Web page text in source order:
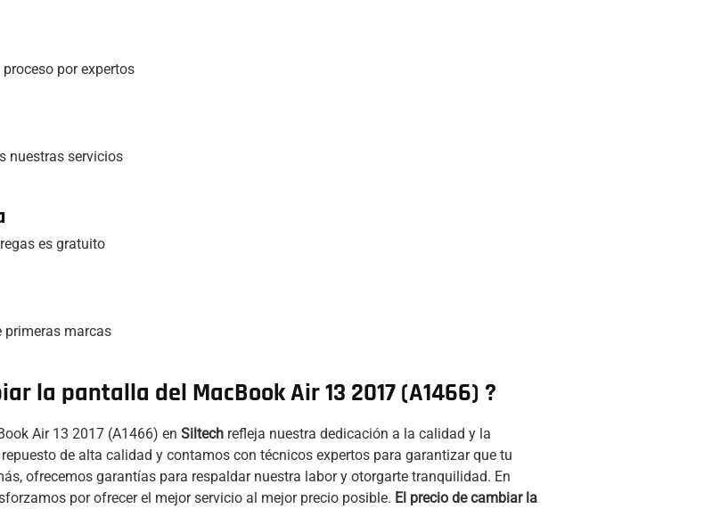
por expertos
nuestras servicios
es gratuito
primeras marcas
la pantalla del MacBook Air 13 2017 (A1466) ?
Air 13 2017 (A1466) en Siltech refleja nuestra dedicación a la calidad y la
de alta calidad y contamos con técnicos expertos para garantizar que tu
ofrecemos garantías para respaldar nuestra labor y otorgarte tranquilidad. En
por ofrecer el mejor servicio al mejor precio posible. El precio de cambiar la